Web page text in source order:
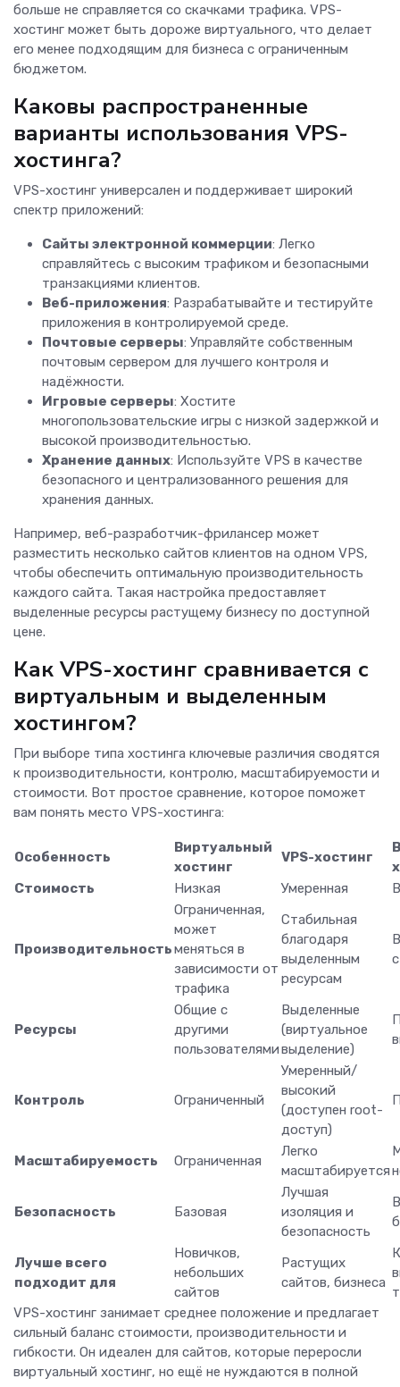
больше не справляется со скачками трафика. VPS-
хостинг может быть дороже виртуального, что делает
его менее подходящим для бизнеса с ограниченным
бюджетом.
Каковы распространенные
варианты использования VPS-
хостинга?
VPS-хостинг универсален и поддерживает широкий
спектр приложений:
Сайты электронной коммерции: Легко
справляйтесь с высоким трафиком и безопасными
транзакциями клиентов.
Веб-приложения: Разрабатывайте и тестируйте
приложения в контролируемой среде.
Почтовые серверы: Управляйте собственным
почтовым сервером для лучшего контроля и
надёжности.
Игровые серверы: Хостите
многопользовательские игры с низкой задержкой и
высокой производительностью.
Хранение данных: Используйте VPS в качестве
безопасного и централизованного решения для
хранения данных.
Например, веб-разработчик-фрилансер может
разместить несколько сайтов клиентов на одном VPS,
чтобы обеспечить оптимальную производительность
каждого сайта. Такая настройка предоставляет
выделенные ресурсы растущему бизнесу по доступной
цене.
Как VPS-хостинг сравнивается с
виртуальным и выделенным
хостингом?
При выборе типа хостинга ключевые различия сводятся
к производительности, контролю, масштабируемости и
стоимости. Вот простое сравнение, которое поможет
вам понять место VPS-хостинга:
Особенность
Виртуальный
хостинг
VPS-хостинг
Стоимость
Низкая Умеренная
Производительность
Ограниченная,
может
меняться в
зависимости от
трафика
Стабильная
благодаря
выделенным
ресурсам
Ресурсы
Общие с
другими
пользователями
Выделенные
(виртуальное
выделение)
Контроль Ограниченный
Умеренный/
высокий
(доступен root-
доступ)
Масштабируемость Ограниченная
Легко
масштабируется
Безопасность Базовая
Лучшая
изоляция и
безопасность
Лучше всего
подходит для
Новичков,
небольших
сайтов
Растущих
сайтов, бизнеса
VPS-хостинг занимает среднее положение и предлагает
сильный баланс стоимости, производительности и
гибкости. Он идеален для сайтов, которые переросли
виртуальный хостинг, но ещё не нуждаются в полной